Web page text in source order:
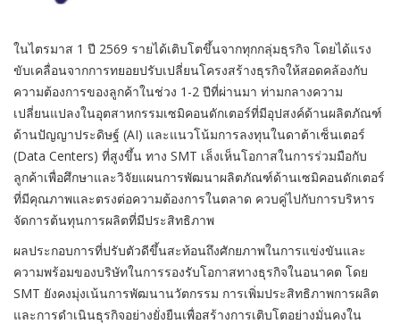
ในไตรมาส 1 ปี 2569 รายได้เติบโตขึ้นจากทุกกลุ่มธุรกิจ โดยได้แรง
ขับเคลื่อนจากการทยอยปรับเปลี่ยนโครงสร้างธุรกิจให้สอดคล้องกับ
ความต้องการของลูกค้าในช่วง 1-2 ปีที่ผ่านมา ท่ามกลางความ
เปลี่ยนแปลงในอุตสาหกรรมเซมิคอนดักเตอร์ที่มีอุปสงค์ด้านผลิตภัณฑ์
ด้านปัญญาประดิษฐ์ (AI) และแนวโน้มการลงทุนในดาต้าเซ็นเตอร์
(Data Centers) ที่สูงขึ้น ทาง SMT เล็งเห็นโอกาสในการร่วมมือกับ
ลูกค้าเพื่อศึกษาและวิจัยแผนการพัฒนาผลิตภัณฑ์ด้านเซมิคอนดักเตอร์
ที่มีคุณภาพและตรงต่อความต้องการในตลาด ควบคู่ไปกับการบริหาร
จัดการต้นทุนการผลิตที่มีประสิทธิภาพ
ผลประกอบการที่ปรับตัวดีขึ้นสะท้อนถึงศักยภาพในการแข่งขันและ
ความพร้อมของบริษัทในการรองรับโอกาสทางธุรกิจในอนาคต โดย
SMT ยังคงมุ่งเน้นการพัฒนานวัตกรรม การเพิ่มประสิทธิภาพการผลิต
และการดำเนินธุรกิจอย่างยั่งยืนเพื่อสร้างการเติบโตอย่างมั่นคงใน